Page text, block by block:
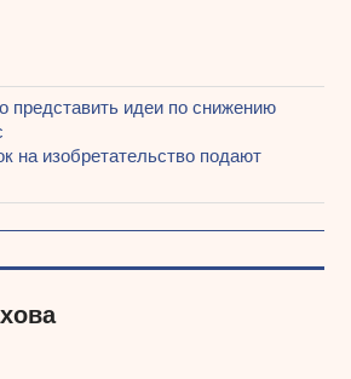
идеи по снижению
на изобретательство подают